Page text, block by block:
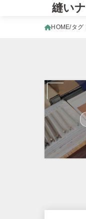
縫い
HOME タグ